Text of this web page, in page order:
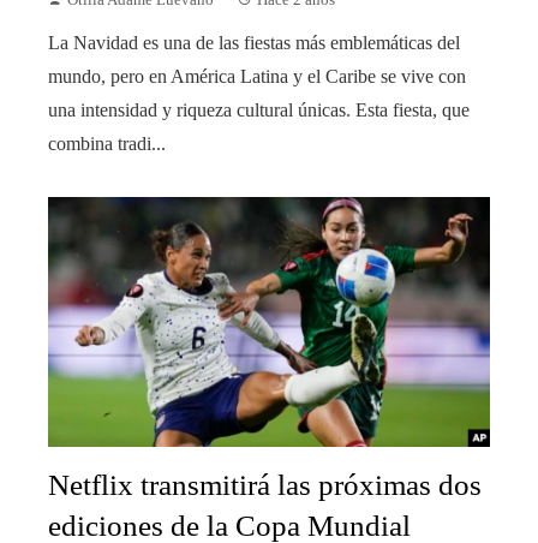
La Navidad es una de las fiestas más emblemáticas del
mundo, pero en América Latina y el Caribe se vive con
una intensidad y riqueza cultural únicas. Esta fiesta, que
combina tradi...
Netflix transmitirá las próximas dos
ediciones de la Copa Mundial